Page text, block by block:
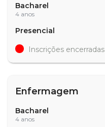
Bacharel
4 anos
Presencial
Inscrições encerradas
Enfermagem
Bacharel
4 anos